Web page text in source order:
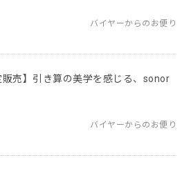
バイヤーからのお便り
販売】引き算の美学を感じる、sonor
バイヤーからのお便り